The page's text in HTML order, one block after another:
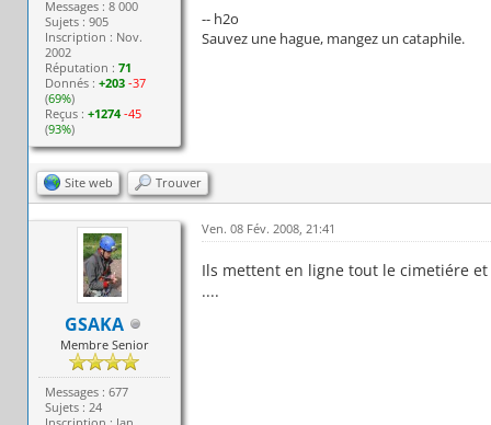
Messages : 8 000
Sujets : 905
Inscription : Nov.
2002
Réputation :71
Donnés :+203 -37
(69%)
Reçus :+1274 -45
(93%)
-- h2o
Sauvez une hague, mangez un cataphile.
Site web Trouver
GSAKA
Membre Senior
Messages : 677
Sujets : 24
Ven. 08 Fév. 2008, 21:41
Ils mettent en ligne tout le cimetiére
....